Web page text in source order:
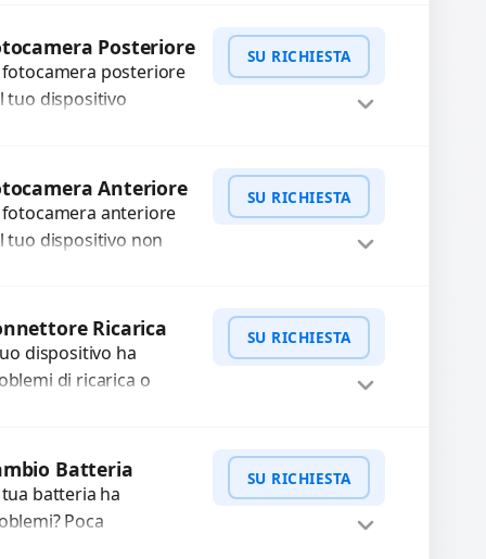
per 3 mesi....
WhatsApp
Posteriore
fotocamera posteriore
tuo dispositivo
come immagini
messa a fuoco
funzionante,...
SU RICHIESTA
WhatsApp
Anteriore
fotocamera anteriore
tuo dispositivo non
con problemi
immagini sfocate,
a...
SU RICHIESTA
WhatsApp
Ricarica
dispositivo ha
di ricarica o
di ricarica
rotti, allentati,
SU RICHIESTA
WhatsApp
Batteria
tua batteria ha
Poca
SU RICHIESTA